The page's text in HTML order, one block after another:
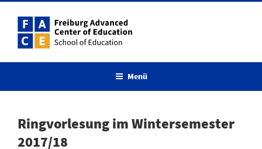
Inhalt
springen
Menü
Ringvorlesung im Wintersemester
2017/18